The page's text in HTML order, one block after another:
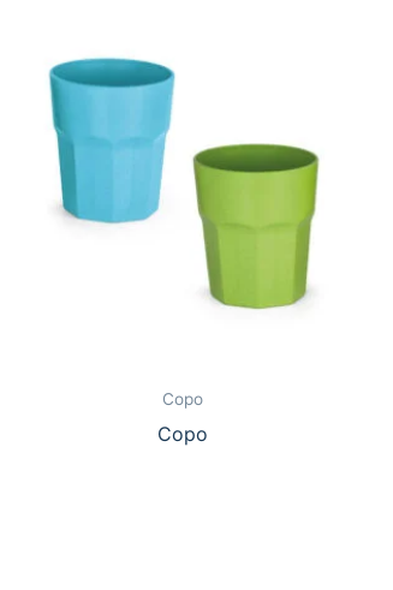
Copo
Copo